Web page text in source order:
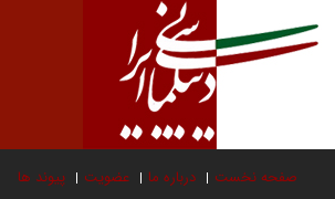
صفحه نخست درباره ما عضویت پیوند ها